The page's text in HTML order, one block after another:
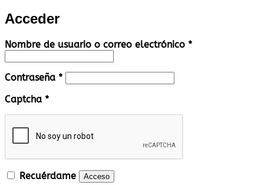
Acceder
Nombre de usuario o correo electrónico *Obligatorio
Contraseña *Obligatorio
Captcha *
Recuérdame Acceso